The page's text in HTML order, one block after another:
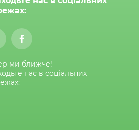
ми ближче!
нас в соціальних